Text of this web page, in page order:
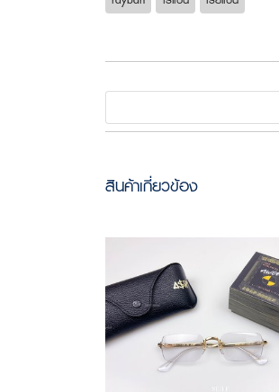
สินค้าเกี่ยวข้อง